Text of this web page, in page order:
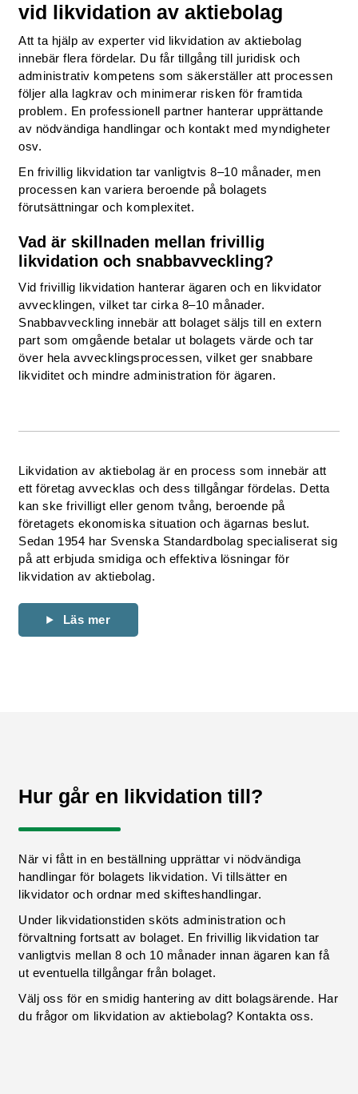
vid likvidation av aktiebolag
Att ta hjälp av experter vid likvidation av aktiebolag
innebär flera fördelar. Du får tillgång till juridisk och
administrativ kompetens som säkerställer att processen
följer alla lagkrav och minimerar risken för framtida
problem. En professionell partner hanterar upprättande
av nödvändiga handlingar och kontakt med myndigheter
osv.
En frivillig likvidation tar vanligtvis 8–10 månader, men
processen kan variera beroende på bolagets
förutsättningar och komplexitet.
Vad är skillnaden mellan frivillig
likvidation och snabbavveckling?
Vid frivillig likvidation hanterar ägaren och en likvidator
avvecklingen, vilket tar cirka 8–10 månader.
Snabbavveckling innebär att bolaget säljs till en extern
part som omgående betalar ut bolagets värde och tar
över hela avvecklingsprocessen, vilket ger snabbare
likviditet och mindre administration för ägaren.
Likvidation av aktiebolag är en process som innebär att
ett företag avvecklas och dess tillgångar fördelas. Detta
kan ske frivilligt eller genom tvång, beroende på
företagets ekonomiska situation och ägarnas beslut.
Sedan 1954 har Svenska Standardbolag specialiserat sig
på att erbjuda smidiga och effektiva lösningar för
likvidation av aktiebolag.
Läs mer
Hur går en likvidation till?
När vi fått in en beställning upprättar vi nödvändiga
handlingar för bolagets likvidation. Vi tillsätter en
likvidator och ordnar med skifteshandlingar.
Under likvidationstiden sköts administration och
förvaltning fortsatt av bolaget. En frivillig likvidation tar
vanligtvis mellan 8 och 10 månader innan ägaren kan få
ut eventuella tillgångar från bolaget.
Välj oss för en smidig hantering av ditt bolagsärende. Har
du frågor om likvidation av aktiebolag? Kontakta oss.